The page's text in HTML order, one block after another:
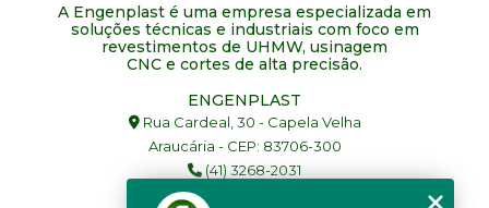
A Engenplast é uma empresa especializada em
soluções técnicas e industriais com foco em
revestimentos de UHMW, usinagem
CNC e cortes de alta precisão.
ENGENPLAST
Rua Cardeal, 30 - Capela Velha
Araucária - CEP: 83706-300
(41) 3268-2031
(41) 99977-6695